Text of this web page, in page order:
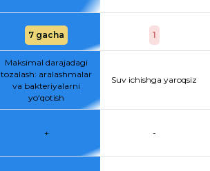
7 gacha 1
Maksimal darajadagi
tozalash: aralashmalar
va bakteriyalarni
yo‘qotish
Suv ichishga yaroqsiz
+ -